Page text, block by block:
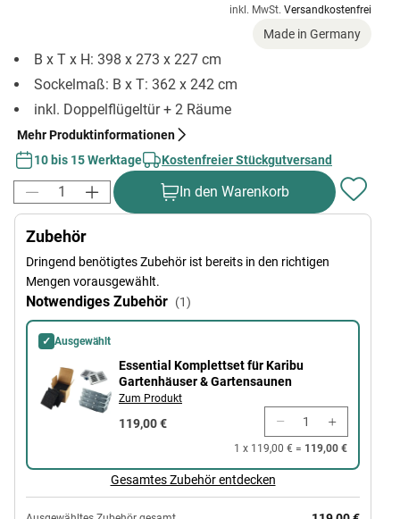
inkl. MwSt. Versandkostenfrei
Made in Germany
B x T x H: 398 x 273 x 227 cm
Sockelmaß: B x T: 362 x 242 cm
inkl. Doppelflügeltür + 2 Räume
Mehr Produktinformationen
10 bis 15 Werktage
Kostenfreier Stückgutversand
In den Warenkorb
Zubehör
Dringend benötigtes Zubehör ist bereits in den richtigen
Mengen vorausgewählt.
Notwendiges Zubehör (1)
✓ Ausgewählt
Essential Komplettset für Karibu Gartenhäuser & Gartensaunen
Essential Komplettset für Karibu
Gartenhäuser & Gartensaunen
Zum Produkt
119,00 €
1 x 119,00 € = 119,00 €
Gesamtes Zubehör entdecken